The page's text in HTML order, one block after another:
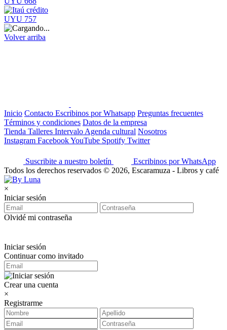
UYU 757
Volver arriba
Inicio Contacto Escribinos por Whatsapp Preguntas frecuentes
Términos y condiciones Datos de la empresa
Tienda Talleres Intervalo Agenda cultural Nosotros
Instagram FacebookYouTube Spotify Twitter
Suscribite a nuestro boletín
Escribinos por WhatsApp
Todos los derechos reservados © 2026, Escaramuza - Libros y café
×
Iniciar sesión
Olvidé mi contraseña
Iniciar sesión
Continuar como invitado
Crear una cuenta
×
Registrarme